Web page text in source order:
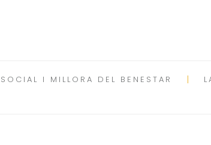
SOCIAL I MILLORA DEL BENESTAR